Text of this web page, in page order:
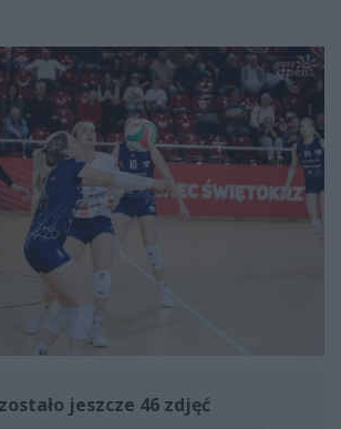
jeszcze 46 zdjęć